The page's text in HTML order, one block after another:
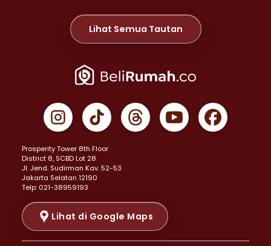
Properti Dijual di Meruya >
Properti Dijual di Jelambar >
Properti Dijual di Jakarta Pusat >
Properti Dijual di Gambir >
Properti Dijual di Johar Baru >
Properti Dijual di Menteng >
Properti Dijual di Senen >
Properti Dijual di Tanah Abang >
Properti Dijual di Cikini >
Properti Dijual di Kramat >
Properti Dijual di Pasar Baru >
Properti Dijual di Bendungan Hilir >
Lihat Semua Tautan
Prosperity Tower 8th Floor
District 8, SCBD Lot 28
JI. Jend. Sudirman Kav. 52-53
Jakarta Selatan 12190
Telp: 021-38959193
Lihat di Google Maps